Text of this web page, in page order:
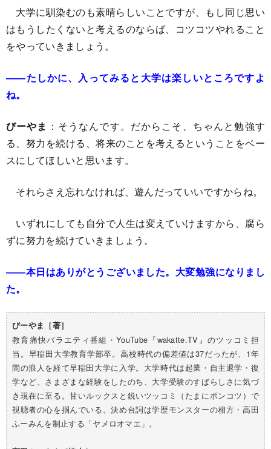
大学に馴染むのも素晴らしいことですが、もし同じ思い
はもうしたくないと考えるのならば、コツコツやれること
をやっていきましょう。
――たしかに、入ってみると大学は楽しいところですよ
ね。
びーやま ：そうなんです。だからこそ、ちゃんと勉強す
る、努力を続ける、将来のことを考えるということをベー
スにしてほしいと思います。
それらさえ忘れなければ、遊んだっていいですからね。
いずれにしても自分で人生は変えていけますから、腐ら
ずに努力を続けていきましょう。
――本日はありがとうございました。大変勉強になりまし
た。
びーやま［著］
教育痛快バラエティ番組・YouTube『wakatte.TV』のツッコミ担
当。早稲田大学教育学部卒。高校時代の偏差値は37だったが、1年
間の浪人を経て早稲田大学に入学。大学時代は起業・自主退学・復
学など、さまざまな経験をしたのち、大学受験のすばらしさに気づ
き現在に至る。甘いルックスと鋭いツッコミ（たまにポンコツ）で
視聴者の心を掴んでいる。決め台詞は学歴モンスターの相方・高田
ふーみんを制止する「ヤメロオマエ」。